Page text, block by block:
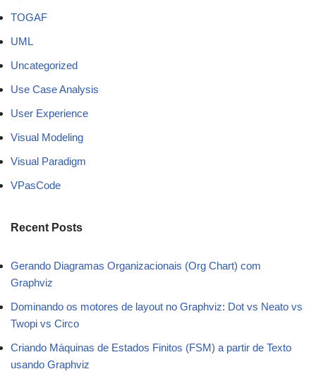
TOGAF
UML
Uncategorized
Use Case Analysis
User Experience
Visual Modeling
Visual Paradigm
VPasCode
Recent Posts
Gerando Diagramas Organizacionais (Org Chart) com
Graphviz
Dominando os motores de layout no Graphviz: Dot vs Neato vs
Twopi vs Circo
Criando Máquinas de Estados Finitos (FSM) a partir de Texto
usando Graphviz